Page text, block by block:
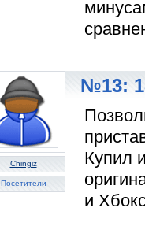
Chingiz
Посетители
№13:
Купил
и